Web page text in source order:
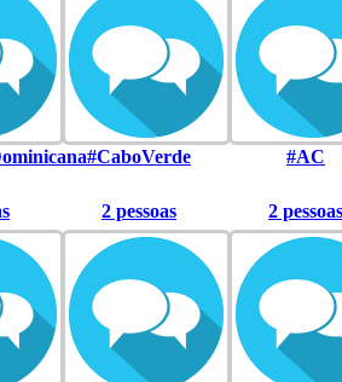
#CaboVerde #AC
2 pessoas 2 pessoas